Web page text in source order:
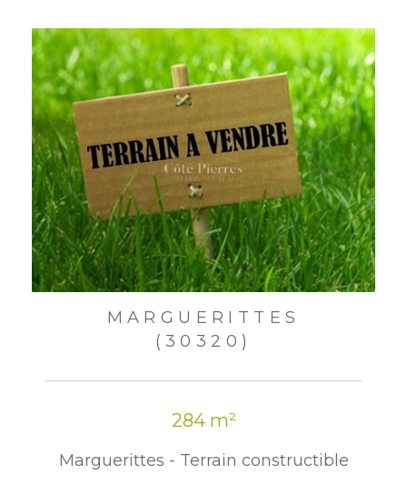
MARGUERITTES
(30320)
284 m²
Marguerittes - Terrain constructible